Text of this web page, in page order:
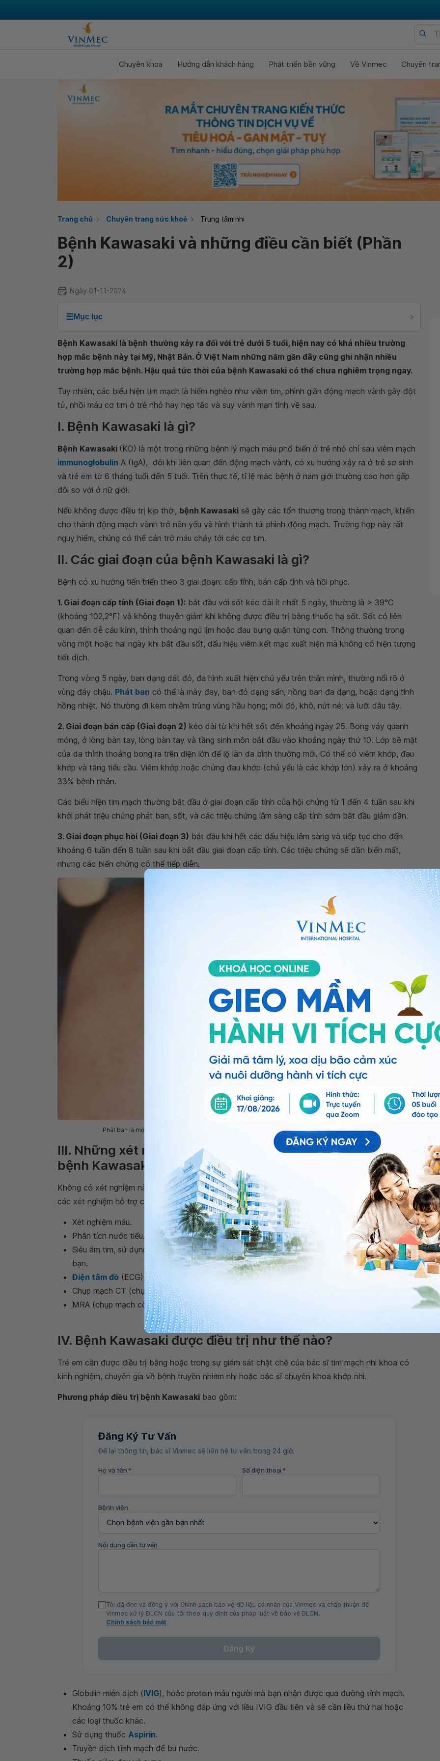
Chuyên khoa Hướng dẫn khách hàng Phát triển bền vững Về Vinmec Chuyên
Trang chủ Chuyên trang sức khoẻ Trung tâm nhi
Bệnh Kawasaki và những điều cần biết (Phần
2)
Ngày 01-11-2024
☰Mục lục
Bệnh Kawasaki là bệnh thường xảy ra đối với trẻ dưới 5 tuổi, hiện nay có khá nhiều trường
hợp mắc bệnh này tại Mỹ, Nhật Bản. Ở Việt Nam những năm gần đây cũng ghi nhận nhiều
trường hợp mắc bệnh. Hậu quả tức thời của bệnh Kawasaki có thể chưa nghiêm trọng ngay.
Tuy nhiên, các biểu hiện tim mạch là hiểm nghèo như viêm tim, phình giãn động mạch vành gây đột
tử, nhồi máu cơ tim ở trẻ nhỏ hay hẹp tắc và suy vành mạn tính về sau.
I. Bệnh Kawasaki là gì?
Bệnh Kawasaki (KD) là một trong những bệnh lý mạch máu phổ biến ở trẻ nhỏ chỉ sau viêm mạch
immunoglobulinA (IgA), đôi khi liên quan đến động mạch vành, có xu hướng xảy ra ở trẻ sơ sinh
và trẻ em từ 6 tháng tuổi đến 5 tuổi. Trên thực tế, tỉ lệ mắc bệnh ở nam giới thường cao hơn gấp
đôi so với ở nữ giới.
Nếu không được điều trị kịp thời, bệnh Kawasaki sẽ gây các tổn thương trong thành mạch, khiến
cho thành động mạch vành trở nên yếu và hình thành túi phình động mạch. Trường hợp này rất
nguy hiểm, chúng có thể cản trở máu chảy tới các cơ tim.
II. Các giai đoạn của bệnh Kawasaki là gì?
Bệnh có xu hướng tiến triển theo 3 giai đoạn: cấp tính, bán cấp tính và hồi phục.
1. Giai đoạn cấp tính (Giai đoạn 1): bắt đầu với sốt kéo dài ít nhất 5 ngày, thường là > 39°C
(khoảng 102,2°F) và không thuyên giảm khi không được điều trị bằng thuốc hạ sốt. Sốt có liên
quan đến dễ cáu kỉnh, thỉnh thoảng ngủ lịm hoặc đau bụng quặn từng cơn. Thông thường trong
vòng một hoặc hai ngày khi bắt đầu sốt, dấu hiệu viêm kết mạc xuất hiện mà không có hiện tượng
tiết dịch.
Trong vòng 5 ngày, ban dạng dát đỏ, đa hình xuất hiện chủ yếu trên thân mình, thường nổi rõ ở
vùng đáy chậu. Phát ban có thể là mày đay, ban đỏ dạng sẩn, hồng ban đa dạng, hoặc dạng tinh
hồng nhiệt. Nó thường đi kèm nhiễm trùng vùng hầu họng; môi đỏ, khô, nứt nẻ; và lưỡi dâu tây.
2. Giai đoạn bán cấp (Giai đoạn 2) kéo dài từ khi hết sốt đến khoảng ngày 25. Bong vảy quanh
móng, ở lòng bàn tay, lòng bàn tay và tầng sinh môn bắt đầu vào khoảng ngày thứ 10. Lớp bề mặt
của da thỉnh thoảng bong ra trên diện lớn để lộ làn da bình thường mới. Có thể có viêm khớp, đau
khớp và tăng tiểu cầu. Viêm khớp hoặc chứng đau khớp (chủ yếu là các khớp lớn) xảy ra ở khoảng
33% bệnh nhân.
Các biểu hiện tim mạch thường bắt đầu ở giai đoạn cấp tính của hội chứng từ 1 đến 4 tuần sau khi
khởi phát triệu chứng phát ban, sốt, và các triệu chứng lâm sàng cấp tính sớm bắt đầu giảm dần.
3. Giai đoạn phục hồi (Giai đoạn 3) bắt đầu khi hết các dấu hiệu lâm sàng và tiếp tục cho đến
khoảng 6 tuần đến 8 tuần sau khi bắt đầu giai đoạn cấp tính. Các triệu chứng sẽ dần biến mất,
nhưng các biến chứng có thể tiếp diễn.
Phát ban là một trong những dấu hiệu của giai đoạn cấp tính (giai đoạn 1) khi mắc bệnh Kawasaki
III. Những xét nghiệm nào sẽ được thực hiện để chẩn đoán
bệnh Kawasaki?
Không có xét nghiệm nào có thể phát hiện trực tiếpbệnh Kawasaki
nhưng bác sĩ có thể định
các xét nghiệm hỗ trợ chẩn đoán bệnh Kawasaki hoặc loại trừ các bệnh có thể xảy ra khác gồm:
Xét nghiệm máu.
Phân tích nước tiểu.
Siêu âm tim, sử dụng một que siêu âm trên bề mặt ngực để xem tim và động mạch của con
bạn.
Điện tâm đồ (ECG), một xét nghiệm không xâm lấn để đo nhịp tim của con bạn.
Chụp mạch CT (chụp cắt lớp vi tính), sử dụng tia X và máy tính.
MRA (chụp mạch cộng hưởng từ), sử dụng MRI.
IV. Bệnh Kawasaki được điều trị như thế nào?
Trẻ em cần được điều trị bằng hoặc trong sự giám sát chặt chẽ của bác sĩ tim mạch nhi khoa có
kinh nghiệm, chuyên gia về bệnh truyền nhiễm nhi hoặc bác sĩ chuyên khoa khớp nhi.
Phương pháp điều trị bệnh Kawasaki bao gồm:
Đăng Ký Tư Vấn
Để lại thông tin, bác sĩ Vinmec sẽ liên hệ tư vấn trong 24 giờ.
Họ và tên * Số điện thoại *
Bệnh viện
Nội dung cần tư vấn
Tôi đã đọc và đồng ý với Chính sách bảo vệ dữ liệu cá nhân của Vinmec và chấp thuận để
Vinmec xử lý DLCN của tôi theo quy định của pháp luật về bảo vệ DLCN.
Chính sách bảo mật
Đăng Ký
Globulin miễn dịch (IVIG), hoặc protein máu người mà bạn nhận được qua đường tĩnh mạch.
Khoảng 10% trẻ em có thể không đáp ứng với liều IVIG đầu tiên và sẽ cần liều thứ hai hoặc
các loại thuốc khác.
Sử dụng thuốc Aspirin
Truyền dịch tĩnh mạch để bù nước.